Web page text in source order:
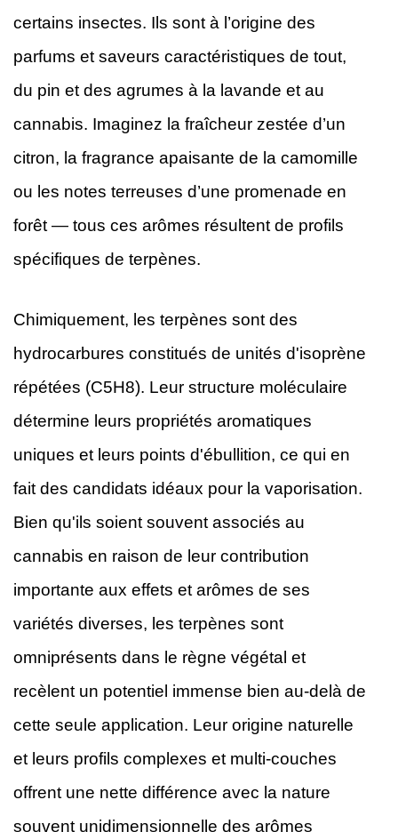
certains insectes. Ils sont à l’origine des
parfums et saveurs caractéristiques de tout,
du pin et des agrumes à la lavande et au
cannabis. Imaginez la fraîcheur zestée d’un
citron, la fragrance apaisante de la camomille
ou les notes terreuses d’une promenade en
forêt — tous ces arômes résultent de profils
spécifiques de terpènes.
Chimiquement, les terpènes sont des
hydrocarbures constitués de unités d'isoprène
répétées (C5H8). Leur structure moléculaire
détermine leurs propriétés aromatiques
uniques et leurs points d'ébullition, ce qui en
fait des candidats idéaux pour la vaporisation.
Bien qu'ils soient souvent associés au
cannabis en raison de leur contribution
importante aux effets et arômes de ses
variétés diverses, les terpènes sont
omniprésents dans le règne végétal et
recèlent un potentiel immense bien au-delà de
cette seule application. Leur origine naturelle
et leurs profils complexes et multi-couches
offrent une nette différence avec la nature
souvent unidimensionnelle des arômes